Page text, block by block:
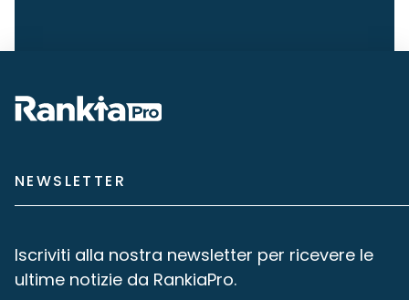
NEWSLETTER
Iscriviti alla nostra newsletter per ricevere le
ultime notizie da RankiaPro.